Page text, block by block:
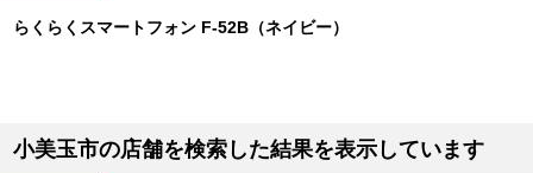
らくらくスマートフォン F-52B（ネイビー）
小美玉市の店舗を検索した結果を表示しています